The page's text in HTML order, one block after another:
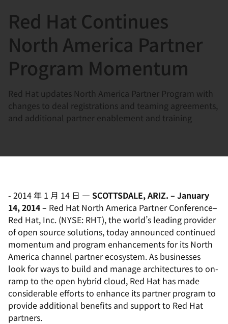
Red Hat Continues
North America Partner
Program Momentum
Red Hat updates North America Partner Program with
changes to deal registrations and teaming agreements,
and additional partner enablement and training
- 2014 年 1 月 14 日 — SCOTTSDALE, ARIZ. – January
14, 2014– Red Hat North America Partner Conference–
Red Hat, Inc. (NYSE: RHT), the world’s leading provider
of open source solutions, today announced continued
momentum and program enhancements for its North
America channel partner ecosystem. As businesses
look for ways to build and manage architectures to on-
ramp to the open hybrid cloud, Red Hat has made
considerable efforts to enhance its partner program to
provide additional benefits and support to Red Hat
partners.